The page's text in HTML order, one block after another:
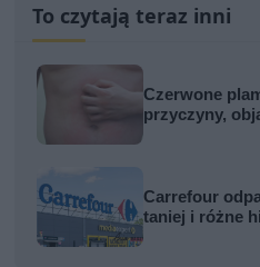
To czytają teraz inni
Czerwone
przyczyny,
Carrefour
taniej i różne